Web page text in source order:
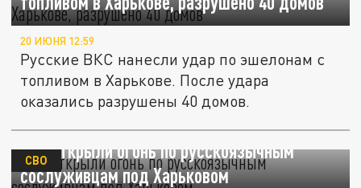
20 ИЮНЯ 12:59
Русские ВКС нанесли удар по эшелонам с
топливом в Харькове. После удара
оказались разрушены 40 домов.
ВСУ открыли огонь по русскоязычным
сослуживцам под Харьковом
СВО